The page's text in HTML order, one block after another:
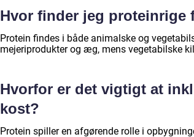
Hvor finder jeg proteinrige
Protein findes i både animalske og
mejeriprodukter og æg, mens vegetabilske
Hvorfor er det vigtigt at
kost?
Protein spiller en afgørende rolle i